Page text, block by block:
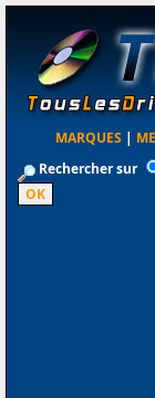
MARQUES |
Rechercher sur